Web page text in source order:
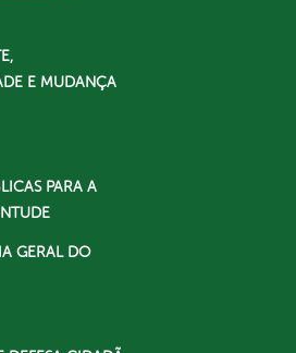
E MUDANÇA
PARA A
GERAL DO